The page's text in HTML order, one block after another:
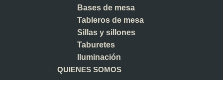
Bases de mesa
Tableros de mesa
Sillas y sillones
Taburetes
Iluminación
QUIENES SOMOS